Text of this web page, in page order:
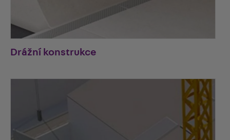
Drážní konstrukce